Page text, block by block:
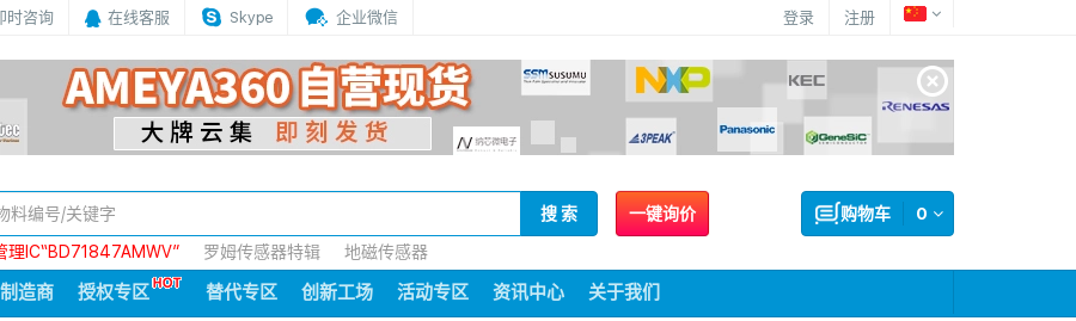
时咨询 在线客服 Skype 企业微信 登录 注册
一键询价 0
购物车
搜 索
理IC“BD71847AMWV”
罗姆传感器特辑 地磁传感器
制造商 授权专区 替代专区 创新工场 活动专区 资讯中心 关于我们